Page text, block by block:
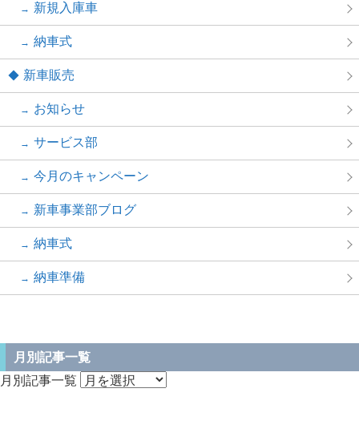
新規入庫車
納車式
新車販売
お知らせ
サービス部
今月のキャンペーン
新車事業部ブログ
納車式
納車準備
月別記事一覧
月別記事一覧